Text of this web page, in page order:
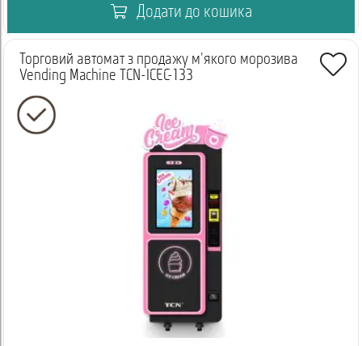
CSC-6G(V10) для вашого бізнесу на вигідних умовах, із
доставкою по Україні.
Телефонуйте менеджеру вже зараз, щоб дізнатися деталі
співпраці, підібрати платіжні системи та замовити доставку у
ваше місто.
Додати до кошика
Торговий автомат з продажу м'якого морозива
Vending Machine TCN-ICEC-133